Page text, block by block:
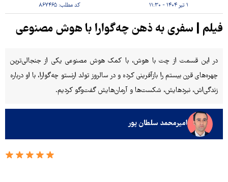
۱ تیر ۱۴۰۴ - ۱۱:۳۰ کد مطلب: ۸۶۷۴۶۵
فیلم | سفری به ذهن چه‌گوارا با هوش مصنوعی
در این قسمت از چت با هوش، با کمک هوش مصنوعی یکی از جنجالی‌ترین
چهره‌های قرن بیستم را بازآفرینی کرده‌ و در سالروز تولد ارنستو چه‌گوارا، با او درباره
زندگی‌اش، نبردهایش، شکست‌ها و آرمان‌هایش گفت‌وگو کردیم.
امیرمحمد سلطان پور